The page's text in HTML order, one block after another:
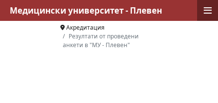
Акредитация
Резултати от проведени
анкети в "МУ - Плевен"
Медицински университет - Плевен ≡